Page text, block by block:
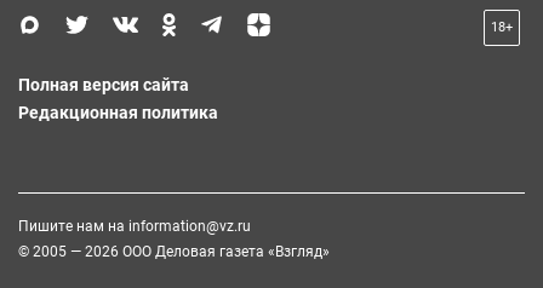
18+
Полная версия сайта
Редакционная политика
Пишите нам на information@vz.ru
© 2005 — 2026 ООО Деловая газета «Взгляд»